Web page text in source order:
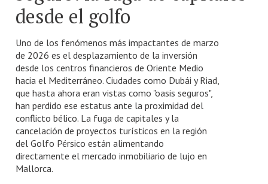
desde el golfo
Uno de los fenómenos más impactantes de marzo
de 2026 es el desplazamiento de la inversión
desde los centros financieros de Oriente Medio
hacia el Mediterráneo. Ciudades como Dubái y Riad,
que hasta ahora eran vistas como "oasis seguros",
han perdido ese estatus ante la proximidad del
conflicto bélico. La fuga de capitales y la
cancelación de proyectos turísticos en la región
del Golfo Pérsico están alimentando
directamente el mercado inmobiliario de lujo en
Mallorca.